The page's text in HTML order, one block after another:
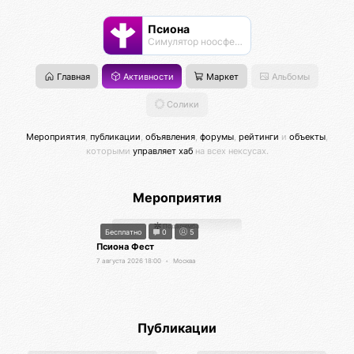
Псиона
Cимулятор ноосферы
Главная Активности Маркет Альбомы
Солики
Мероприятия публикации объявления форумы рейтинги и объекты
которыми управляет хабна всех нексусах.
Мероприятия
Подаримба
Бесплатно 0 5
Псиона Фест
7 августа 2026 18:00 • Москва
Публикации